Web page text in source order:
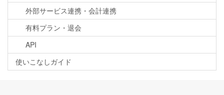
外部サービス連携・会計連携
有料プラン・退会
API
使いこなしガイド